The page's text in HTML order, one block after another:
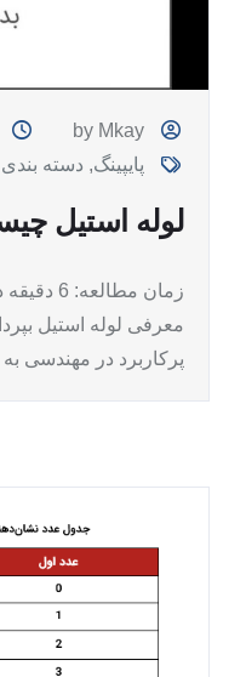
by Mkay
پایپینگ, دسته
لوله استیل
زمان
معرفی لوله استیل
پرکاربرد در مهندسی